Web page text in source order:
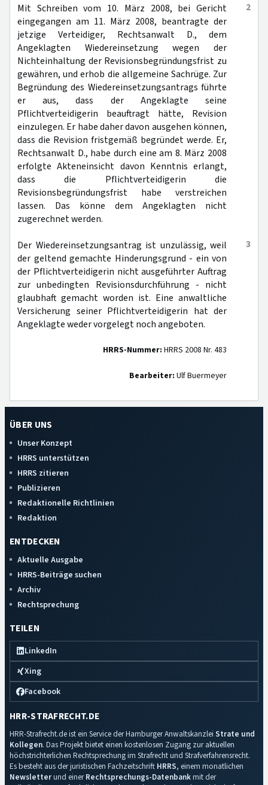
2
Mit Schreiben vom 10. März 2008, bei Gericht
eingegangen am 11. März 2008, beantragte der
jetzige Verteidiger, Rechtsanwalt D., dem
Angeklagten Wiedereinsetzung wegen der
Nichteinhaltung der Revisionsbegründungsfrist zu
gewähren, und erhob die allgemeine Sachrüge. Zur
Begründung des Wiedereinsetzungsantrags führte
er aus, dass der Angeklagte seine
Pflichtverteidigerin beauftragt hätte, Revision
einzulegen. Er habe daher davon ausgehen können,
dass die Revision fristgemäß begründet werde. Er,
Rechtsanwalt D., habe durch eine am 8. März 2008
erfolgte Akteneinsicht davon Kenntnis erlangt,
dass die Pflichtverteidigerin die
Revisionsbegründungsfrist habe verstreichen
lassen. Das könne dem Angeklagten nicht
zugerechnet werden.
3
Der Wiedereinsetzungsantrag ist unzulässig, weil
der geltend gemachte Hinderungsgrund - ein von
der Pflichtverteidigerin nicht ausgeführter Auftrag
zur unbedingten Revisionsdurchführung - nicht
glaubhaft gemacht worden ist. Eine anwaltliche
Versicherung seiner Pflichtverteidigerin hat der
Angeklagte weder vorgelegt noch angeboten.
HRRS-Nummer: HRRS 2008 Nr. 483
Bearbeiter: Ulf Buermeyer
ÜBER UNS
Unser Konzept
HRRS unterstützen
HRRS zitieren
Publizieren
Redaktionelle Richtlinien
Redaktion
ENTDECKEN
Aktuelle Ausgabe
HRRS-Beiträge suchen
Archiv
Rechtsprechung
TEILEN
LinkedIn
Xing
Facebook
HRR-STRAFRECHT.DE
HRR-Strafrecht.de ist ein Service der Hamburger Anwaltskanzlei Strate und
Kollegen. Das Projekt bietet einen kostenlosen Zugang zur aktuellen
höchstrichterlichen Rechtsprechung im Strafrecht und Strafverfahrensrecht.
Es besteht aus der juristischen Fachzeitschrift HRRS, einem monatlichen
Newsletterund einerRechtsprechungs-Datenbankmit der